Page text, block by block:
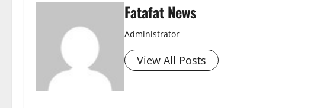
Fatafat News
Administrator
View All Posts